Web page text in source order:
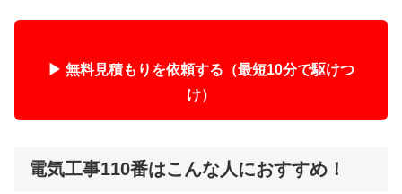
▶ 無料見積もりを依頼する（最短10分で駆けつ
け）
電気工事110番はこんな人におすすめ！